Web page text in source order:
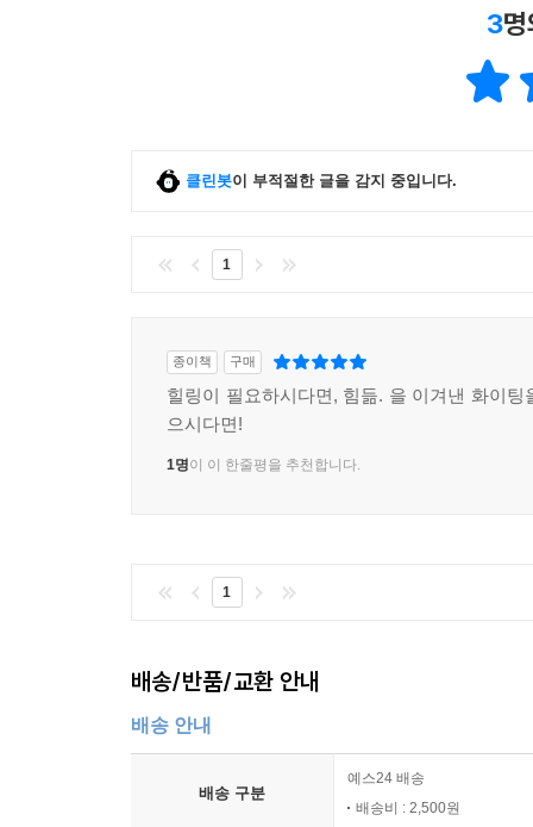
물론, 입도 직후에도 일 년간 11시간 영업을 고
마을에서 그렇게 오랜 시간 영업을 해야 할 이
머물렀다면 저자 역시 이주민의 제주살이에
순간, 그 선택이 몰고 온 변화를 눈여겨볼 필요가
정신없이 바쁜 삶을 스스로 선택한 건 아니었을까,
도시에서는 하루 15시간을 꼼짝없이 일해도 궁
우리에게도 얼마든지 가능한 삶이다. ‘전세난’
메시지다.
고단하게 하루를 보내고 있을 당신을, 그리고 우
우리는 머지않아 이 가파도에서 제주살이의 2막을
"그럼 가파도에서는 뭐 해 먹고살지?"
남편과 내가 이구동성으로 하는 말. 아… 죽을 때
"책방을 열어 볼까? 가파도는 아무 데나 널브러져
부창부수라던가. 남편의 말에 내가 무릎을 치며
3
클린봇이 부적절한 글을 감지 중입니다.
1
종이책 구매
힐링이 필요하시다면, 힘듦. 을 이겨낸 화이팅
으시다면!
1명이 이 한줄평을 추천합니다.
1
배송/반품/교환 안내
배송 안내
배송 구분
예스24 배송
배송비 : 2,500원